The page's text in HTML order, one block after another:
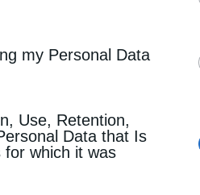
my Personal Data
Use, Retention,
Data that Is
for which it was
δεχθεί έντονη κριτική ήδη
σε υποδομές